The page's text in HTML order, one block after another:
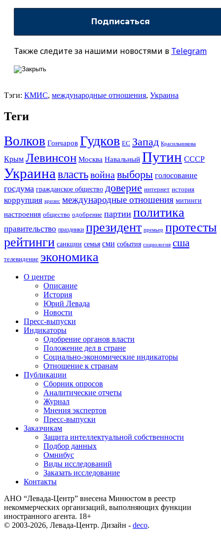
Также следите за нашими новостями в Telegram
Тэги: КМИС, международные отношения, Украина
Теги
Волков Гончаров Гудков ЕС Запад Красильникова
Крым Левинсон Москва Навальный Путин СССР
Украина властьвойна выборы голосование
госдума гражданское общество доверие интернет история
коррупция кризис международные отношения митинги
настроения общество одобрение партии политика
правительство праздники президент премьер протесты
рейтинги санкции семья сми события социология сша
телевидение экономика
О центре
Описание
История
Юрий Левада
Новости
Пресс-выпуски
Индикаторы
Одобрение органов власти
Положение дел в стране
Социально-экономические индикаторы
Отношение к странам
Публикации
Сборник опросов
Аналитические отчеты
Журнал
Мнения экспертов
Пресс-выпуски
Заказчикам
Защита интеллектуальной собственности
Подбор данных
Омнибус
Виды исследований
Заказать исследование
Контакты
АНО “Левада-Центр” внесена Минюстом в реестр
некоммерческих организаций, выполняющих функции
иностранного агента. 18+
© 2003-2026, Левада-Центр. Дизайн - deco.